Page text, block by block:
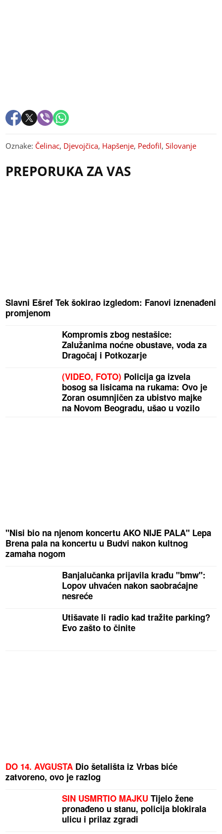
Oznake: Čelinac, Djevojčica, Hapšenje, Pedofil,Silovanje
PREPORUKA ZA VAS
Slavni Ešref Tek šokirao izgledom: Fanovi iznenađeni
promjenom
Kompromis zbog nestašice:
Zalužanima noćne obustave, voda za
Dragočaj i Potkozarje
(VIDEO, FOTO) Policija ga izvela
bosog sa lisicama na rukama: Ovo je
Zoran osumnjičen za ubistvo majke
na Novom Beogradu, ušao u vozilo
"Nisi bio na njenom koncertu AKO NIJE PALA" Lepa
Brena pala na koncertu u Budvi nakon kultnog
zamaha nogom
Banjalučanka prijavila krađu "bmw":
Lopov uhvaćen nakon saobraćajne
nesreće
Utišavate li radio kad tražite parking?
Evo zašto to činite
DO 14. AVGUSTA Dio šetališta iz Vrbas biće
zatvoreno, ovo je razlog
SIN USMRTIO MAJKU Tijelo žene
pronađeno u stanu, policija blokirala
ulicu i prilaz zgradi